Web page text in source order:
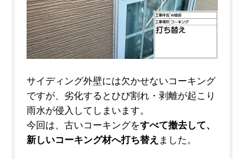
サイディング外壁には欠かせないコーキング
ですが、劣化するとひび割れ・剥離が起こり
雨水が侵入してしまいます。
今回は、古いコーキングをすべて撤去して、
新しいコーキング材へ打ち替え ました。